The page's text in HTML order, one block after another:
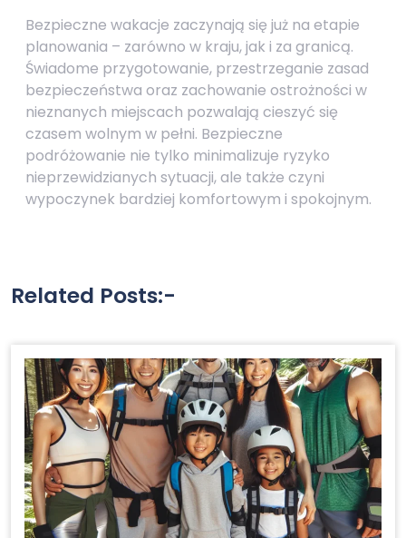
Bezpieczne wakacje zaczynają się już na etapie
planowania – zarówno w kraju, jak i za granicą.
Świadome przygotowanie, przestrzeganie zasad
bezpieczeństwa oraz zachowanie ostrożności w
nieznanych miejscach pozwalają cieszyć się
czasem wolnym w pełni. Bezpieczne
podróżowanie nie tylko minimalizuje ryzyko
nieprzewidzianych sytuacji, ale także czyni
wypoczynek bardziej komfortowym i spokojnym.
Related Posts:-